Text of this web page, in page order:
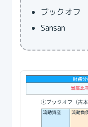
ブックオフ
Sansan